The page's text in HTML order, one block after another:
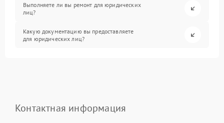
Выполняете ли вы ремонт для юридических
лиц?
Какую документацию вы предоставляете
для юридических лиц?
Контактная информация